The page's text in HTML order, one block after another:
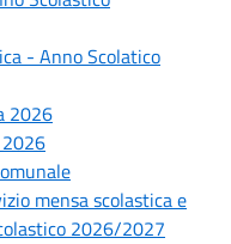
- Anno Scolatico
2026
mensa scolastica e
2026/2027